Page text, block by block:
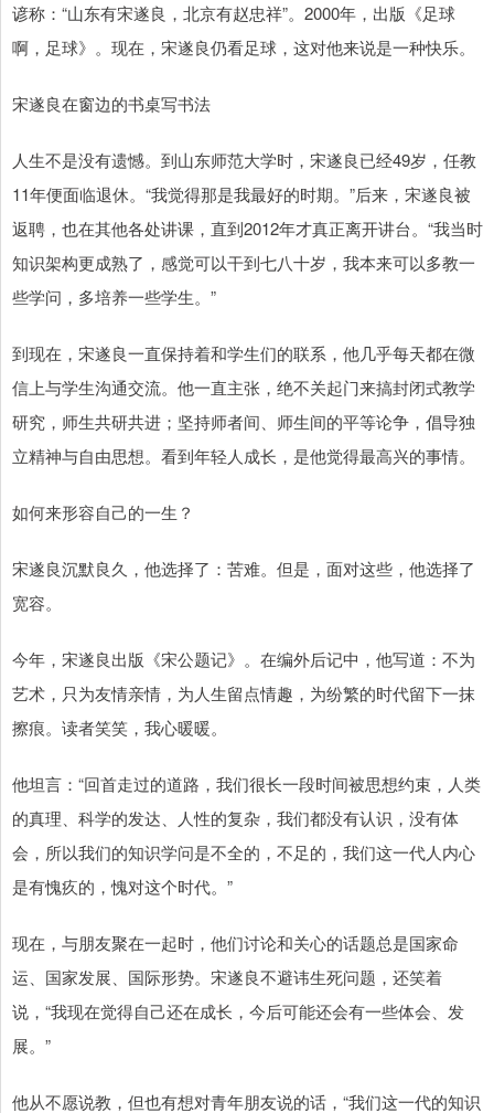
谚称：“山东有宋遂良，北京有赵忠祥”。2000年，出版《足球
啊，足球》。现在，宋遂良仍看足球，这对他来说是一种快乐。
宋遂良在窗边的书桌写书法
人生不是没有遗憾。到山东师范大学时，宋遂良已经49岁，任教
11年便面临退休。“我觉得那是我最好的时期。”后来，宋遂良被
返聘，也在其他各处讲课，直到2012年才真正离开讲台。“我当时
知识架构更成熟了，感觉可以干到七八十岁，我本来可以多教一
些学问，多培养一些学生。”
到现在，宋遂良一直保持着和学生们的联系，他几乎每天都在微
信上与学生沟通交流。他一直主张，绝不关起门来搞封闭式教学
研究，师生共研共进；坚持师者间、师生间的平等论争，倡导独
立精神与自由思想。看到年轻人成长，是他觉得最高兴的事情。
如何来形容自己的一生？
宋遂良沉默良久，他选择了：苦难。但是，面对这些，他选择了
宽容。
今年，宋遂良出版《宋公题记》。在编外后记中，他写道：不为
艺术，只为友情亲情，为人生留点情趣，为纷繁的时代留下一抹
擦痕。读者笑笑，我心暖暖。
他坦言：“回首走过的道路，我们很长一段时间被思想约束，人类
的真理、科学的发达、人性的复杂，我们都没有认识，没有体
会，所以我们的知识学问是不全的，不足的，我们这一代人内心
是有愧疚的，愧对这个时代。”
现在，与朋友聚在一起时，他们讨论和关心的话题总是国家命
运、国家发展、国际形势。宋遂良不避讳生死问题，还笑着
说，“我现在觉得自己还在成长，今后可能还会有一些体会、发
展。”
他从不愿说教，但也有想对青年朋友说的话，“我们这一代的知识